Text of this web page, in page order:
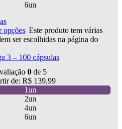
6un
opções Este produto tem várias
ser escolhidas na página do
3 – 100 cápsulas
0 de 5
de: R$ 139,99
1un
2un
4un
6un